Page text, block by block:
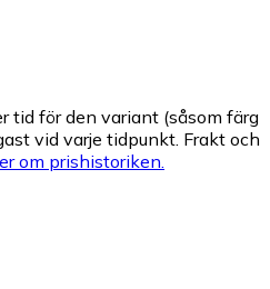
tid för den variant (såsom färg
vid varje tidpunkt. Frakt och
om prishistoriken.